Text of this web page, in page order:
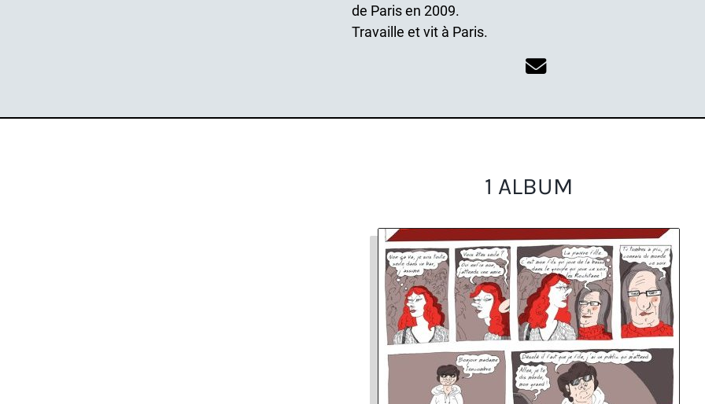
de Paris en 2009.
Travaille et vit à Paris.
1 ALBUM